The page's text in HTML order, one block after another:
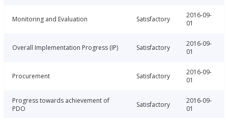
Monitoring and Evaluation Satisfactory
2016-09-
01
Overall Implementation Progress (IP) Satisfactory
2016-09-
01
Procurement Satisfactory
2016-09-
01
Progress towards achievement of
PDO
Satisfactory
2016-09-
01